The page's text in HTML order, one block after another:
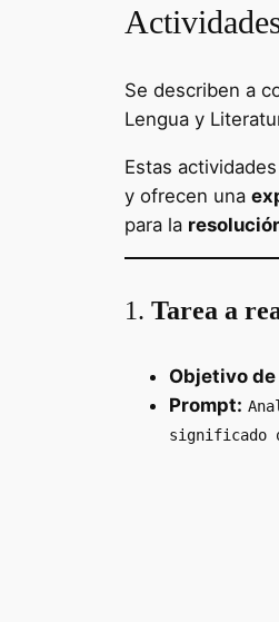
Se describen a
Lengua y
Estas
y ofrecen una
para la
1. Tarea a
Objetivo
Prompt:
significado